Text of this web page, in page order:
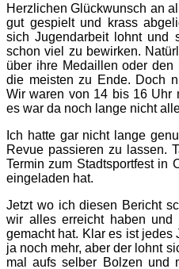
Herzlichen Glückwunsch an
gut gespielt und krass
sich Jugendarbeit lohnt und
schon viel zu bewirken.
über ihre Medaillen oder
die meisten zu Ende. Doch
Wir waren von 14 bis 16 Uhr
es war da noch lange nicht
Ich hatte gar nicht lange
Revue passieren zu lassen.
Termin zum Stadtsportfest in
eingeladen hat.
Jetzt wo ich diesen Bericht
wir alles erreicht haben
gemacht hat. Klar es ist jedes
ja noch mehr, aber der lohnt
mal aufs selber Bolzen und